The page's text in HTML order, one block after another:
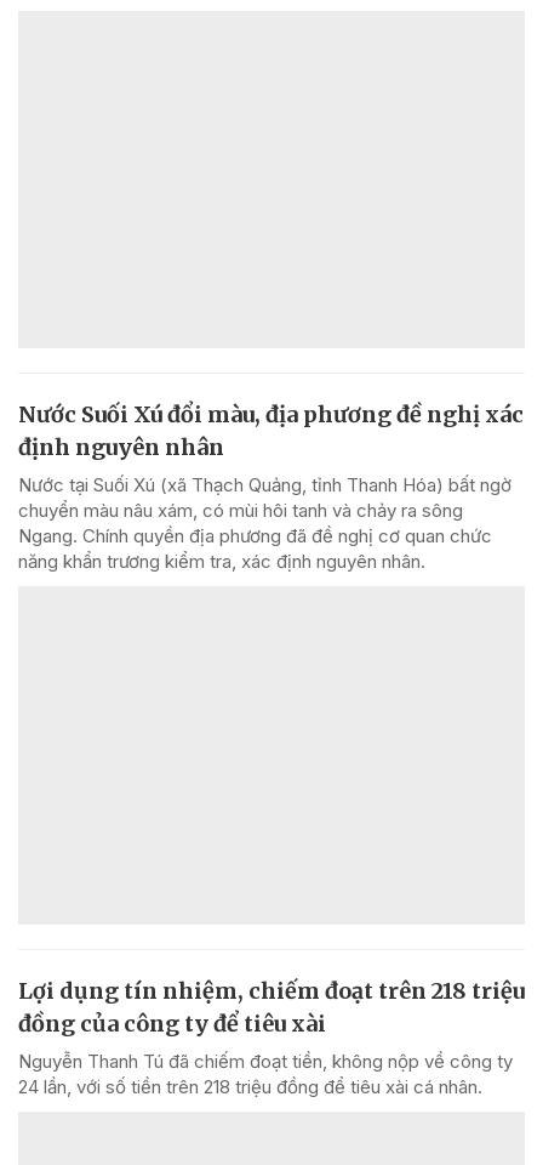
Nước Suối Xú đổi màu, địa phương đề nghị xác
định nguyên nhân
Nước tại Suối Xú (xã Thạch Quảng, tỉnh Thanh Hóa) bất ngờ
chuyển màu nâu xám, có mùi hôi tanh và chảy ra sông
Ngang. Chính quyền địa phương đã đề nghị cơ quan chức
năng khẩn trương kiểm tra, xác định nguyên nhân.
Lợi dụng tín nhiệm, chiếm đoạt trên 218 triệu
đồng của công ty để tiêu xài
Nguyễn Thanh Tú đã chiếm đoạt tiền, không nộp về công ty
24 lần, với số tiền trên 218 triệu đồng để tiêu xài cá nhân.